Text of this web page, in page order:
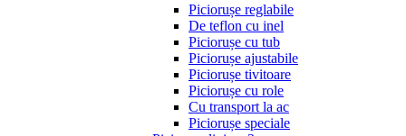
Piciorușe reglabile
De teflon cu inel
Piciorușe cu tub
Piciorușe ajustabile
Piciorușe tivitoare
Piciorușe cu role
Cu transport la ac
Piciorușe speciale